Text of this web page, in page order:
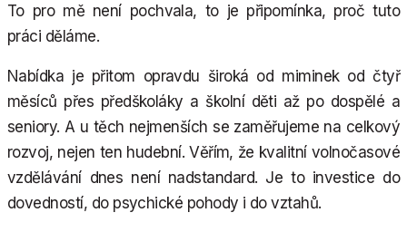
To pro mě není pochvala, to je připomínka, proč tuto
práci děláme.
Nabídka je přitom opravdu široká od miminek od čtyř
měsíců přes předškoláky a školní děti až po dospělé a
seniory. A u těch nejmenších se zaměřujeme na celkový
rozvoj, nejen ten hudební. Věřím, že kvalitní volnočasové
vzdělávání dnes není nadstandard. Je to investice do
dovedností, do psychické pohody i do vztahů.